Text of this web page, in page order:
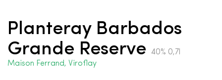
Planteray Barbados
Grande Reserve
40% 0,7l
Maison Ferrand, Viroflay